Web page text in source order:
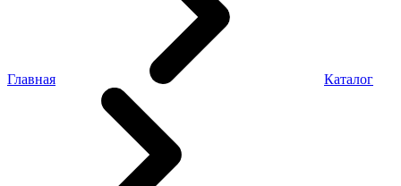
Главная Каталог